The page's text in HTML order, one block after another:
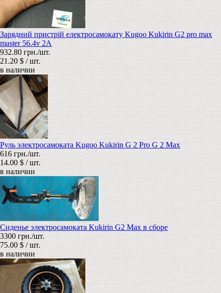
Зарядний пристрій електросамокату Kugoo Kukirin G2 pro max
master 56.4v 2A
932.80 грн./шт.
21.20 $ / шт.
в наличии
Руль электросамоката Kugoo Kukirin G 2 Pro G 2 Max
616 грн./шт.
14.00 $ / шт.
в наличии
Сиденье электросамоката Kukirin G2 Max в сборе
3300 грн./шт.
75.00 $ / шт.
в наличии